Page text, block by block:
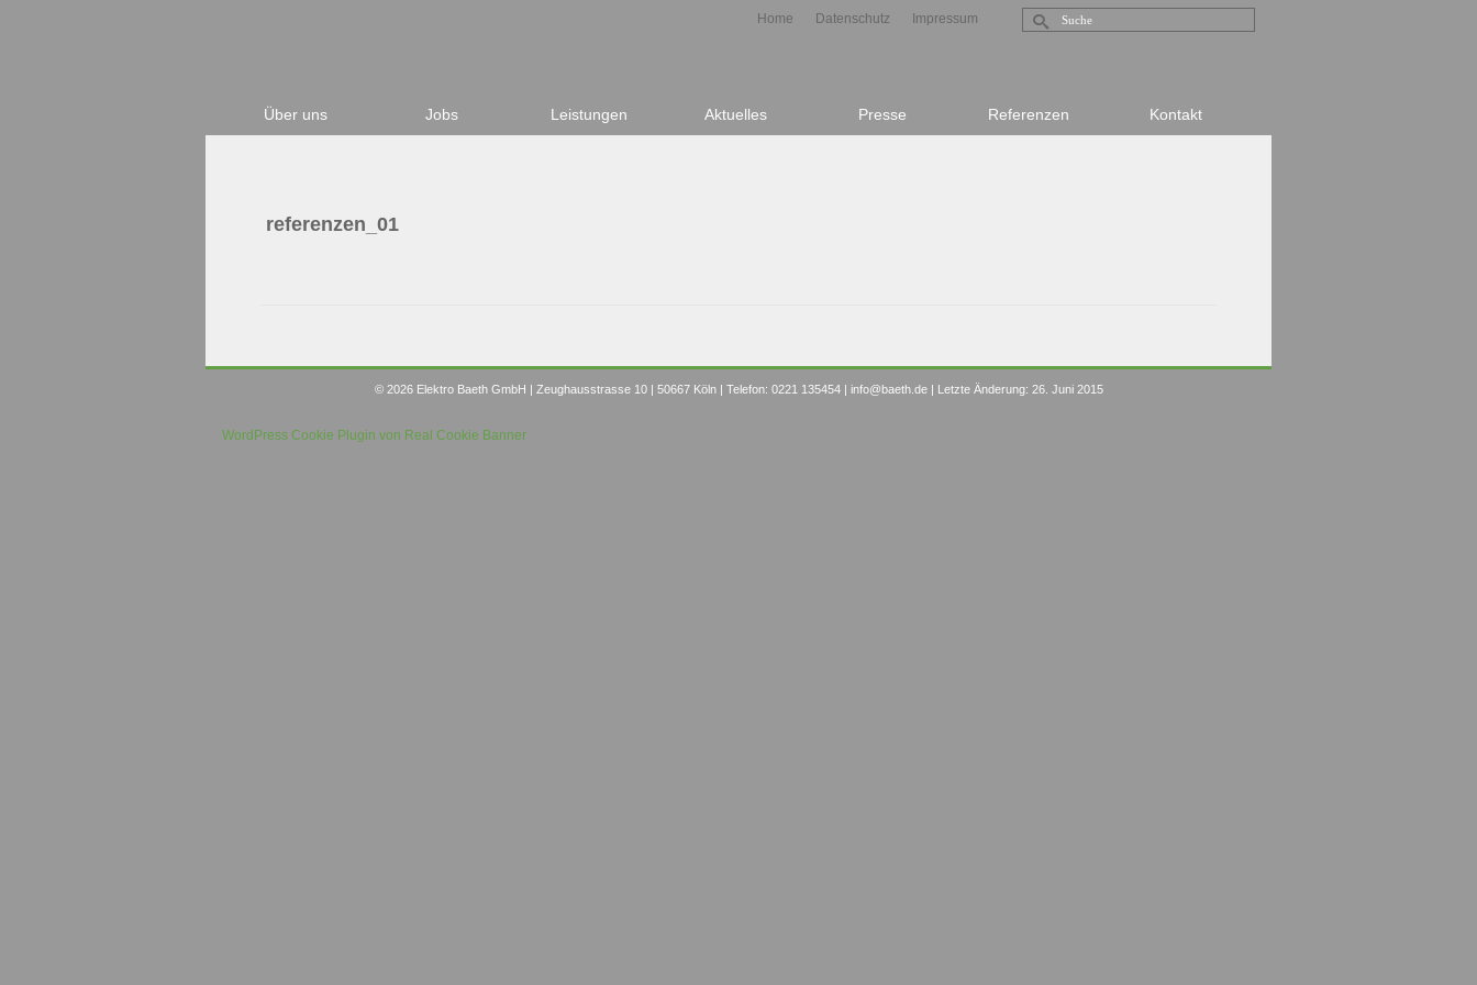
Home Datenschutz Impressum
Suche
nach:
Über uns Jobs Leistungen Aktuelles Presse Referenzen Kontakt
referenzen_01
© 2026 Elektro Baeth GmbH | Zeughausstrasse 10 | 50667 Köln | Telefon: 0221 135454 | info@baeth.de| Letzte Änderung: 26. Juni 2015
WordPress Cookie Plugin von Real Cookie Banner